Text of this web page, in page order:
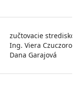
zučtovacie stredisko
Ing. Viera
Dana Garajová